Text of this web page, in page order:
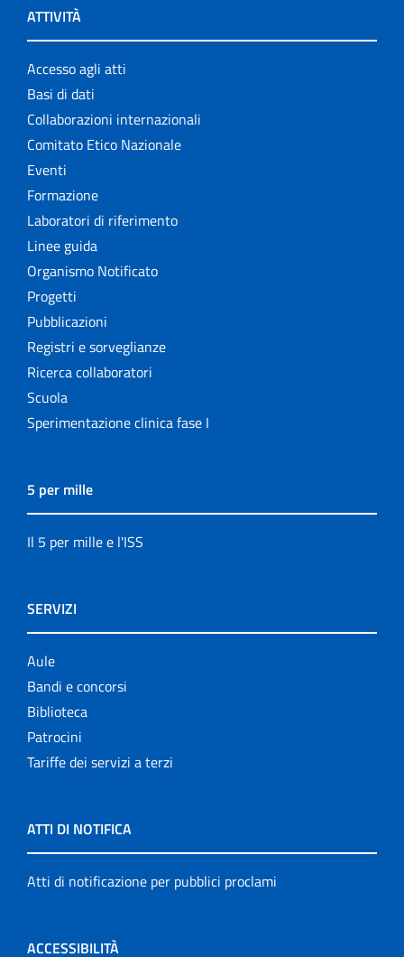
ATTIVITÀ
Accesso agli atti
Basi di dati
Collaborazioni internazionali
Comitato Etico Nazionale
Eventi
Formazione
Laboratori di riferimento
Linee guida
Organismo Notificato
Progetti
Pubblicazioni
Registri e sorveglianze
Ricerca collaboratori
Scuola
Sperimentazione clinica fase I
5 per mille
Il 5 per mille e l'ISS
SERVIZI
Aule
Bandi e concorsi
Biblioteca
Patrocini
Tariffe dei servizi a terzi
ATTI DI NOTIFICA
Atti di notificazione per pubblici proclami
ACCESSIBILITÀ